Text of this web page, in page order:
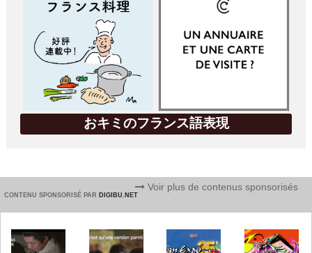
おキミのフランス語表現
CONTENU SPONSORISÉ PAR DIGIBU.NET
Voir plus de contenus sponsorisés